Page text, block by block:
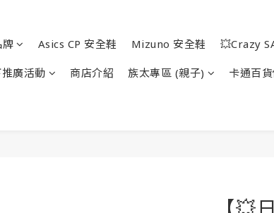
Asics CP 安全鞋 Mizuno 安全鞋 💥Crazy
廣活動 商店介紹 族太專區 (親子) 卡通百